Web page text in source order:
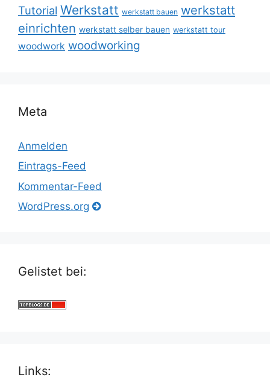
Tutorial Werkstatt werkstatt bauen werkstatt
einrichten werkstatt selber bauen werkstatt tour
woodwork woodworking
Meta
Anmelden
Eintrags-Feed
Kommentar-Feed
WordPress.org
Gelistet bei:
Links: